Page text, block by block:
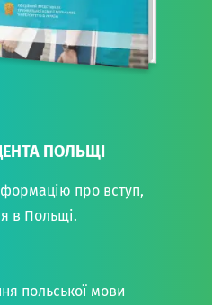
ПОЛЬЩІ
про вступ,
в Польщі.
польської мови